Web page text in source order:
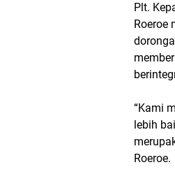
Plt.
Roeroe
“Kami
lebih
Roeroe.